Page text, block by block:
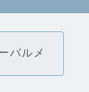
バルメ